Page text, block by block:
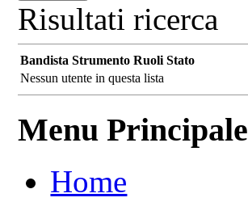
Risultati ricerca
Bandista Strumento Ruoli Stato
Nessun utente in questa lista
Menu Principale
Home